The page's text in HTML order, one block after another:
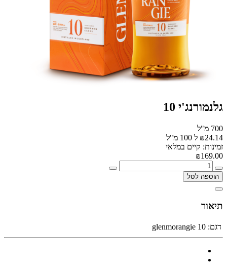
גלנמורנג'י 10
700 מ"ל
₪24.14 ל 100 מ"ל
זמינות: קיים במלאי
₪169.00
הוספה לסל
תיאור
דגם: glenmorangie 10